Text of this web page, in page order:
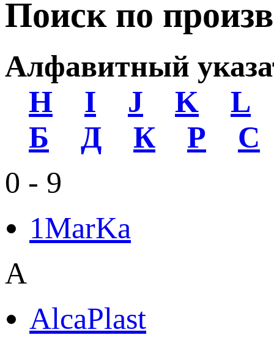
Поиск по
Алфавитный
H
I J K
L
Б
Д К Р
С
0 - 9
1MarKa
A
AlcaPlast